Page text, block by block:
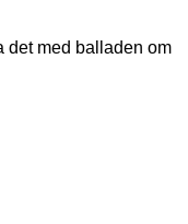
det med balladen om